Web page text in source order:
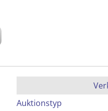
Auktionstyp